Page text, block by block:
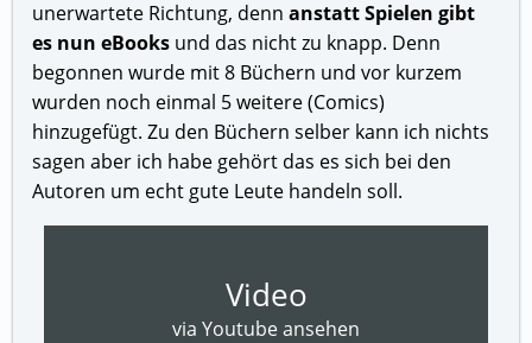
unerwartete Richtung, dennanstatt Spielen gibt
es nun eBooks und das nicht zu knapp. Denn
begonnen wurde mit 8 Büchern und vor kurzem
wurden noch einmal 5 weitere (Comics)
hinzugefügt. Zu den Büchern selber kann ich nichts
sagen aber ich habe gehört das es sich bei den
Autoren um echt gute Leute handeln soll.
Video
via Youtube ansehen